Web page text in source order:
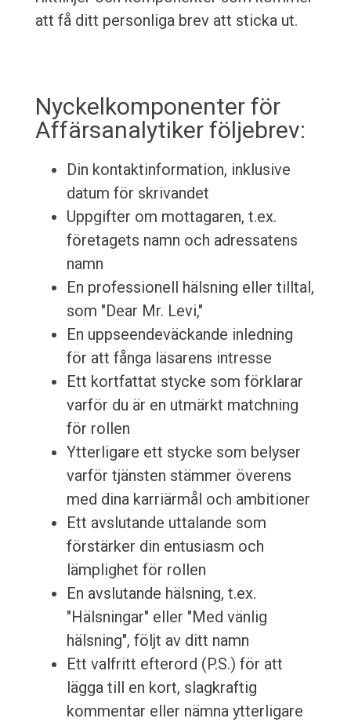
att få ditt personliga brev att sticka ut.
Nyckelkomponenter för
Affärsanalytiker följebrev:
Din kontaktinformation, inklusive
datum för skrivandet
Uppgifter om mottagaren, t.ex.
företagets namn och adressatens
namn
En professionell hälsning eller tilltal,
som "Dear Mr. Levi,"
En uppseendeväckande inledning
för att fånga läsarens intresse
Ett kortfattat stycke som förklarar
varför du är en utmärkt matchning
för rollen
Ytterligare ett stycke som belyser
varför tjänsten stämmer överens
med dina karriärmål och ambitioner
Ett avslutande uttalande som
förstärker din entusiasm och
lämplighet för rollen
En avslutande hälsning, t.ex.
"Hälsningar" eller "Med vänlig
hälsning", följt av ditt namn
Ett valfritt efterord (P.S.) för att
lägga till en kort, slagkraftig
kommentar eller nämna ytterligare